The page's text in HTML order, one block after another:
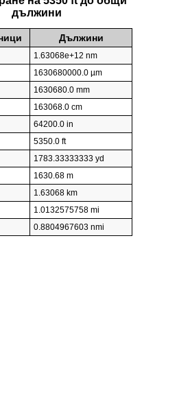
дължини
Дължини
1.63068e+12 nm
1630680000.0 µm
1630680.0 mm
163068.0 cm
64200.0 in
5350.0 ft
1783.33333333 yd
1630.68 m
1.63068 km
1.0132575758 mi
0.8804967603 nmi